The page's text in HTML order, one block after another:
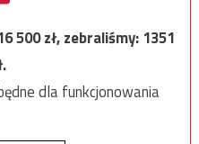
500zł, zebraliśmy:1351
dla funkcjonowania